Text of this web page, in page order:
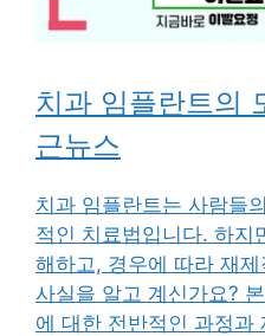
치과 임플란트의
근뉴스
치과 임플란트는 사람들
적인 치료법입니다. 하지
해하고, 경우에 따라 재
사실을 알고 계신가요?
에 대한 전반적인 과정과